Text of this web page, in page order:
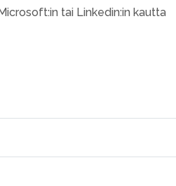
tai Linkedin:in kautta